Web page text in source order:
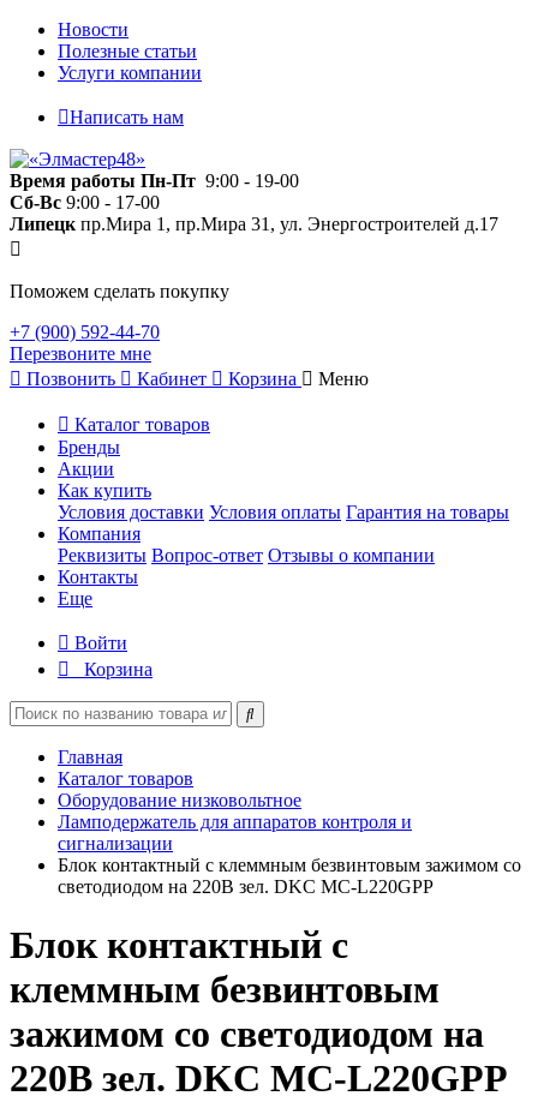
Новости
Полезные статьи
Услуги компании
Написать нам
Время работы Пн-Пт 9:00 - 19-00
Сб-Вс 9:00 - 17-00
Липецк пр.Мира 1, пр.Мира 31, ул. Энергостроителей д.17
Поможем сделать покупку
+7 (900) 592-44-70
Перезвоните мне
Позвонить
Кабинет Корзина Меню
Каталог товаров
Бренды
Акции
Как купить
Условия доставки Условия оплаты Гарантия на товары
Компания
Реквизиты Вопрос-ответ Отзывы о компании
Контакты
Еще
Войти
Корзина
Главная
Каталог товаров
Оборудование низковольтное
Ламподержатель для аппаратов контроля и
сигнализации
Блок контактный с клеммным безвинтовым зажимом со
светодиодом на 220В зел. DKC MC-L220GPP
Блок контактный с
клеммным безвинтовым
зажимом со светодиодом на
220В зел. DKC MC-L220GPP